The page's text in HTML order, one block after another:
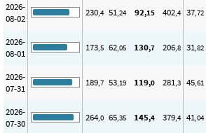
2026-
08-02
230,4 51,24 92,15 402,4 37,72
2026-
08-01
173,5 62,05 130,7 206,8 31,82
2026-
07-31
189,7 53,19 119,0 281,3 45,61
2026-
07-30
264,0 65,35 145,4 379,4 41,04